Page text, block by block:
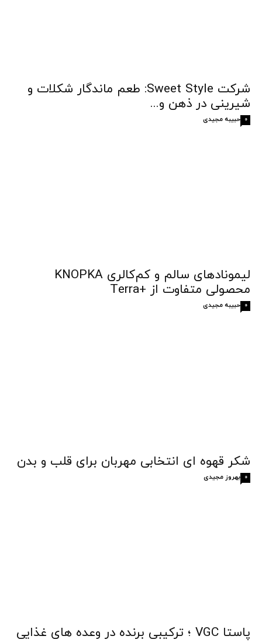
شرکت Sweet Style: طعم ماندگار شکلات و
شیرینی در ذهن و...
حبیبه مجیدی 0
لیمونادهای سالم و کم‌کالری KNOPKA
محصولی متفاوت از +Terra
حبیبه مجیدی 0
شکر قهوه‌ ای انتخابی مهربان برای قلب و بدن
بهروز مجیدی 0
پاستا VGC ؛ ترکیبی برنده در وعده های غذایی